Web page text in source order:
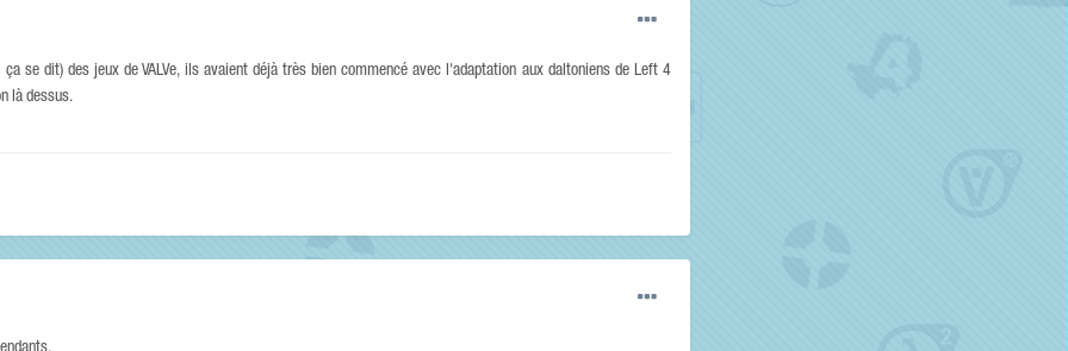
se dit) des jeux de VALVe, ils avaient déjà très bien commencé avec l'adaptation aux daltoniens de Left 4
là dessus.